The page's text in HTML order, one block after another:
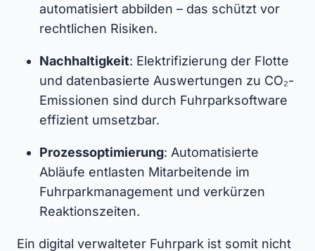
automatisiert abbilden – das schützt vor
rechtlichen Risiken.
Nachhaltigkeit: Elektrifizierung der Flotte
und datenbasierte Auswertungen zu CO₂-
Emissionen sind durch Fuhrparksoftware
effizient umsetzbar.
Prozessoptimierung: Automatisierte
Abläufe entlasten Mitarbeitende im
Fuhrparkmanagement und verkürzen
Reaktionszeiten.
Ein digital verwalteter Fuhrpark ist somit nicht